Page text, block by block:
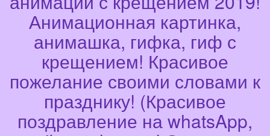
Анимационная картинка,
анимашка, гифка, гиф с
крещением! Красивое
пожелание своими словами к
празднику! (Красивое
поздравление на whatsApp,